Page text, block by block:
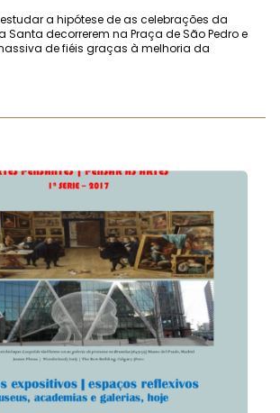
a hipótese de as celebrações da
Santa decorrerem na Praça de São Pedro e
de fiéis graças à melhoria da